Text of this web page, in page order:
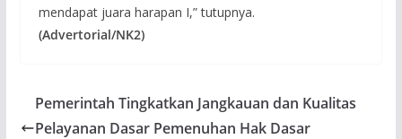
mendapat juara harapan I,” tutupnya.
(Advertorial/NK2)
Pemerintah Tingkatkan Jangkauan dan Kualitas
Pelayanan Dasar Pemenuhan Hak Dasar